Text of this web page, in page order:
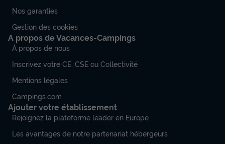
Nos garanties
Gestion des cookies
A propos de Vacances-Campings
À propos de nous
Inscrivez votre CE, CSE ou Collectivité
Mentions légales
Campings.com
Ajouter votre établissement
Rejoignez la plateforme leader en Europe
Les avantages de notre partenariat hébergeurs